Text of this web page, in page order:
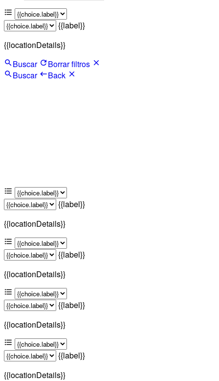
{{label}}
{{locationDetails}}
Buscar
Borrar filtros
Buscar
Back
{{label}}
{{locationDetails}}
{{label}}
{{locationDetails}}
{{label}}
{{locationDetails}}
{{label}}
{{locationDetails}}